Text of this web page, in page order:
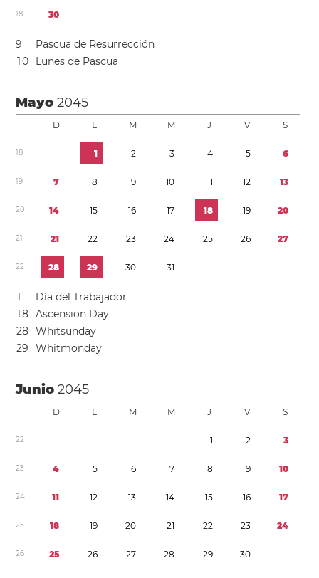
18 30
9
Pascua de Resurrección
10 Lunes de Pascua
Mayo2045
D L M M J V S
18 1 2 3 4 5 6
19 7 8 9 10 11 12 13
20 14 15 16 17 18 19 20
21 21 22 23 24 25 26 27
22 28 29 30 31
1
Día del Trabajador
18 Ascension Day
28 Whitsunday
29 Whitmonday
Junio2045
D L M M J V S
22 1 2 3
23 4 5 6 7 8 9 10
24 11 12 13 14 15 16 17
25 18 19 20 21 22 23 24
26 25 26 27 28 29 30